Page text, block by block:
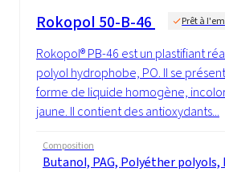
Rokopol 50-B-46 Prêt à
Rokopol® PB-46 est un plastifiant
polyol hydrophobe, PO. Il se
forme de liquide homogène,
jaune. Il contient des antioxydants...
Composition
Butanol, PAG, Polyéther polyols,